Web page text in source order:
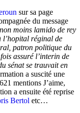
sur sa page
du message
moins lamido de rey
l’hopital réginal de
patron politique du
assuré l’interin de
sénat se trauvait en
a suscité une
mentions J’aime,
a ensuite été reprise
Bertol etc…